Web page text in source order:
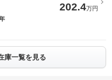
202.4万円
庫一覧を見る